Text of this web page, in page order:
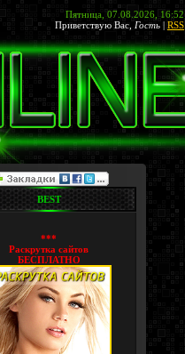
Пятница, 07.08.2026, 16:52
Приветствую Вас Гость | RSS
BEST
***
Раскрутка сайтов
БЕСПЛАТНО